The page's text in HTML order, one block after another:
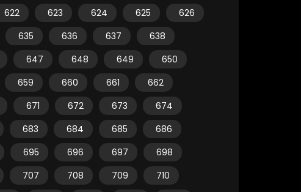
622 623 624 625
626
635 636 637
638
647 648 649
650
659 660 661
662
671 672 673
674
683 684 685
686
695 696 697
698
707 708 709
710